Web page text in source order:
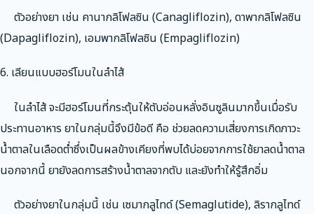
ตัวอย่างยา เช่น คานากลิโฟลซิน (Canagliflozin), ดาพากลิโฟลซิน
(Dapagliflozin), เอมพากลิโฟลซิน (Empagliflozin)
6. เลียนแบบฮอร์โมนในลำไส้
ในลำไส้ จะมีฮอร์โมนที่กระตุ้นให้ตับอ่อนหลั่งอินซูลินมากขึ้นเมื่อรับ
ประทานอาหาร ยาในกลุ่มนี้จึงมีข้อดี คือ ช่วยลดความเสี่ยงการเกิดภาวะ
น้ำตาลในเลือดต่ำซึ่งเป็นผลข้างเคียงที่พบได้บ่อยจากการใช้ยาลดน้ำตาล
นอกจากนี้ ยายังลดการสร้างน้ำตาลจากตับ และยังทำให้รู้สึกอิ่ม
ตัวอย่างยาในกลุ่มนี้ เช่น เซมากลูไทด์ (Semaglutide), ลิรากลูไทด์